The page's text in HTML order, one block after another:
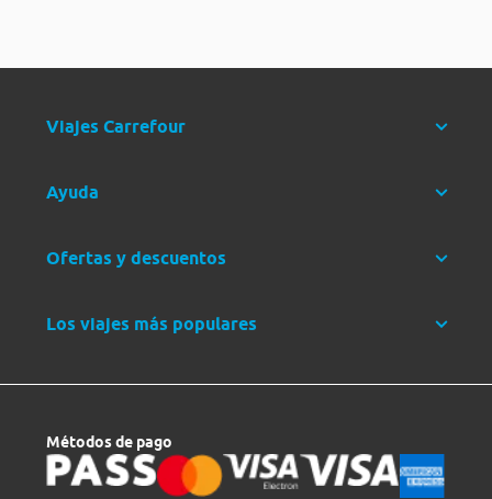
Viajes Carrefour
Ayuda
Ofertas y descuentos
Los viajes más populares
Métodos de pago